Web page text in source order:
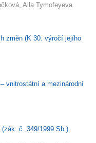
Alla Tymofeyeva
změn (K 30. výročí jejího
vnitrostátní a mezinárodní
č. 349/1999 Sb.).